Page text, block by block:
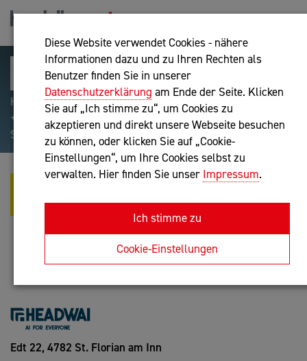
Diese Website verwendet Cookies - nähere
Informationen dazu und zu Ihren Rechten als
Benutzer finden Sie in unserer
Datenschutzerklärung am Ende der Seite. Klicken
Sie auf „Ich stimme zu“, um Cookies zu
akzeptieren und direkt unsere Webseite besuchen
zu können, oder klicken Sie auf „Cookie-
Einstellungen“, um Ihre Cookies selbst zu
verwalten. Hier finden Sie unser Impressum.
Ich stimme zu
Cookie-Einstellungen
Hilfreiche Suchparameter: Begriff einschließen:
+webshop, Begriff ausschließen: -webshop, Exakter
Suchbegriff: "internet of things"
HEADWAI GMBH - PARTNER FÜR
EFFIZIENTE KI-LÖSUNGEN
IT-Dienstleistung
Anfrage oder Rückruf
Edt 22, 4782 St. Florian am Inn